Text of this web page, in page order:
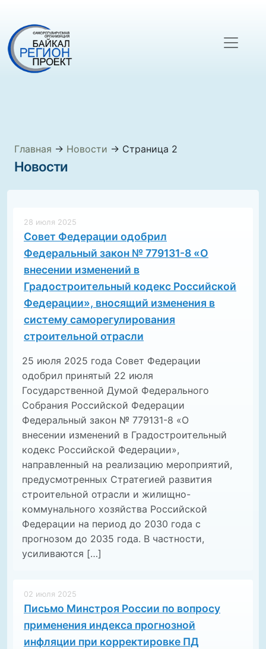
Главная → Новости → Страница 2
Новости
28 июля 2025
Совет Федерации одобрил
Федеральный закон № 779131-8 «О
внесении изменений в
Градостроительный кодекс Российской
Федерации», вносящий изменения в
систему саморегулирования
строительной отрасли
25 июля 2025 года Совет Федерации
одобрил принятый 22 июля
Государственной Думой Федерального
Собрания Российской Федерации
Федеральный закон № 779131-8 «О
внесении изменений в Градостроительный
кодекс Российской Федерации»,
направленный на реализацию мероприятий,
предусмотренных Стратегией развития
строительной отрасли и жилищно-
коммунального хозяйства Российской
Федерации на период до 2030 года с
прогнозом до 2035 года. В частности,
усиливаются […]
02 июля 2025
Письмо Минстроя России по вопросу
применения индекса прогнозной
инфляции при корректировке ПД